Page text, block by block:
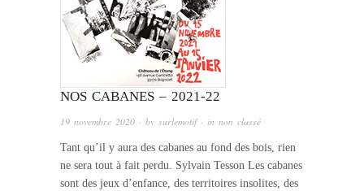
NOS CABANES – 2021-22
19 novembre 2020 · by surlemotif· in non classé
Tant qu’il y aura des cabanes au fond des bois, rien
ne sera tout à fait perdu. Sylvain Tesson Les cabanes
sont des jeux d’enfance, des territoires insolites, des